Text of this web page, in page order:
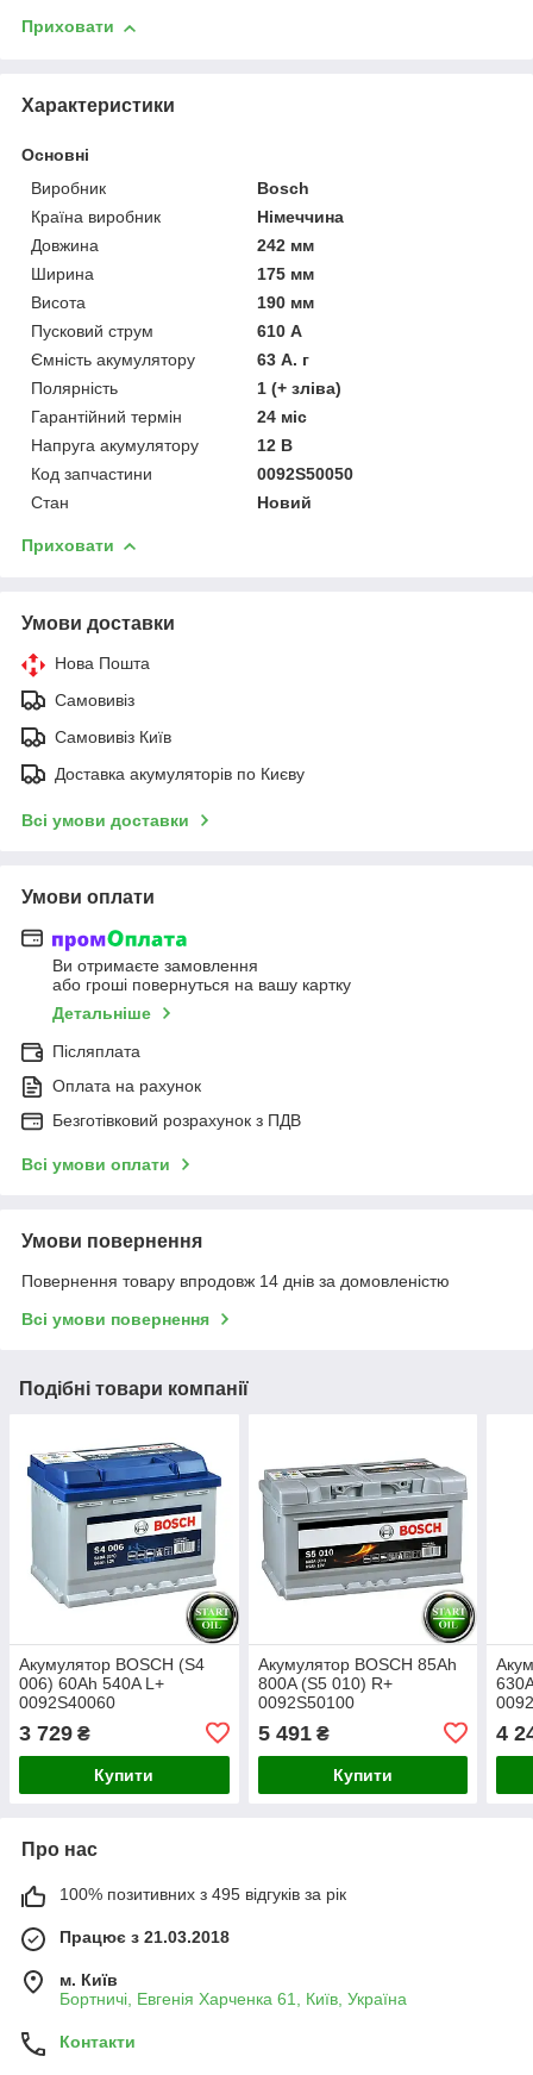
Приховати
Характеристики
Основні
Виробник
Bosch
Країна виробник
Німеччина
Довжина
242 мм
Ширина
175 мм
Висота
190 мм
Пусковий струм
610 А
Ємність акумулятору
63 А. г
Полярність
1 (+ зліва)
Гарантійний термін
24 міс
Напруга акумулятору
12 В
Код запчастини
0092S50050
Стан
Новий
Приховати
Умови доставки
Нова Пошта
Самовивіз
Самовивіз Київ
Доставка акумуляторів по Києву
Всі умови доставки
Умови оплати
Ви отримаєте замовлення
або гроші повернуться на вашу картку
Детальніше
Післяплата
Оплата на рахунок
Безготівковий розрахунок з ПДВ
Всі умови оплати
Умови повернення
Повернення товару впродовж 14 днів за домовленістю
Всі умови повернення
Подібні товари компанії
Акумулятор BOSCH (S4
006) 60Ah 540A L+
0092S40060
3 729 ₴
Купити
Акумулятор BOSCH 85Ah
800A (S5 010) R+
0092S50100
5 491₴
Купити
4
Про нас
100% позитивних з 495 відгуків за рік
Працює з 21.03.2018
м. Київ
Бортничі, Евгенія Харченка 61, Київ, Україна
Контакти